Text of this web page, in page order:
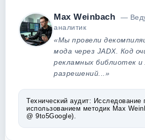
Max Weinbach
—
аналитик
«Мы провели
мода через JADX. Код
рекламных библиотек
разрешений...»
Технический аудит: Исследование
использованием методик Max
@ 9to5Google).